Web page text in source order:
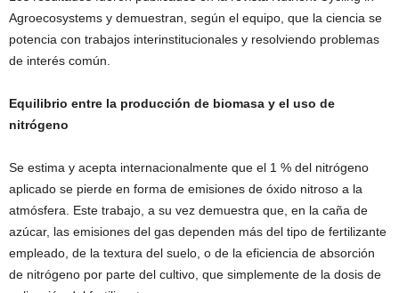
Agroecosystems y demuestran, según el equipo, que la ciencia se
potencia con trabajos interinstitucionales y resolviendo problemas
de interés común.
Equilibrio entre la producción de biomasa y el uso de
nitrógeno
Se estima y acepta internacionalmente que el 1 % del nitrógeno
aplicado se pierde en forma de emisiones de óxido nitroso a la
atmósfera. Este trabajo, a su vez demuestra que, en la caña de
azúcar, las emisiones del gas dependen más del tipo de fertilizante
empleado, de la textura del suelo, o de la eficiencia de absorción
de nitrógeno por parte del cultivo, que simplemente de la dosis de